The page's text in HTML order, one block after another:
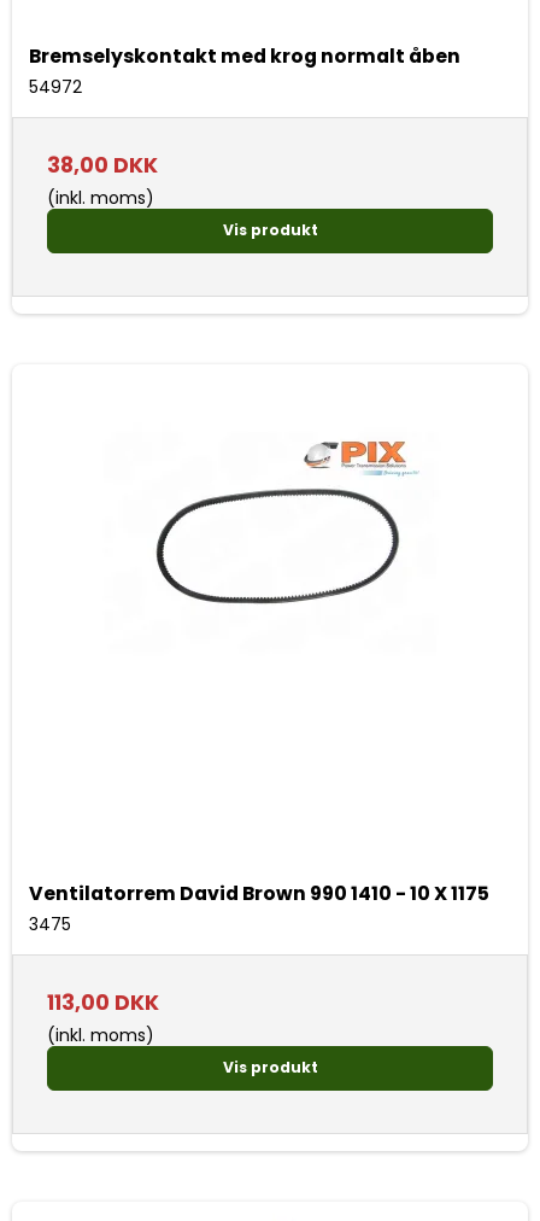
Bremselyskontakt med krog normalt åben
54972
38,00 DKK
(inkl. moms)
Vis produkt
Ventilatorrem David Brown 990 1410 - 10 X 1175
3475
113,00 DKK
(inkl. moms)
Vis produkt